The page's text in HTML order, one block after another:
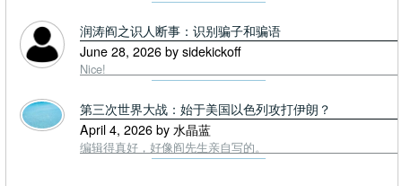
润涛阎之识人断事：识别骗子和骗语
June 28, 2026 by sidekickoff
Nice!
第三次世界大战：始于美国以色列攻打伊朗？
April 4, 2026 by 水晶蓝
编辑得真好，好像阎先生亲自写的。